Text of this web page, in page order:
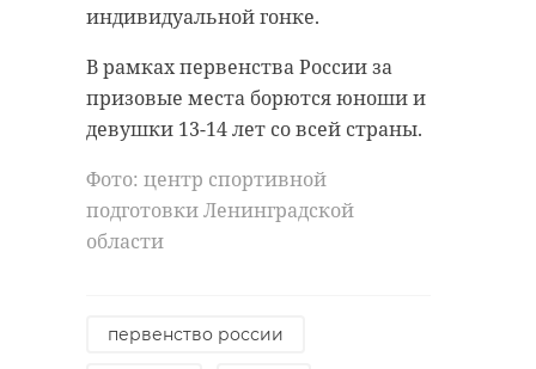
индивидуальной гонке.
В рамках первенства России за
призовые места борются юноши и
девушки 13-14 лет со всей страны.
Фото: центр спортивной
подготовки Ленинградской
области
первенство россии